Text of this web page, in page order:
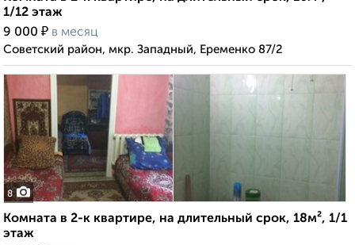
1/12 этаж
9 000 ₽ в месяц
Советский район, мкр. Западный, Еременко 87/2
8
Комната в 2-к квартире, на длительный срок, 18м², 1/1
этаж